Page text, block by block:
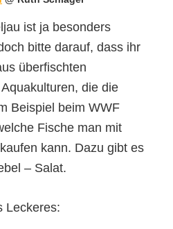
ist ja besonders
bitte darauf, dass ihr
überfischten
die die
Beispiel beim WWF
Fische man mit
kann. Dazu gibt es
– Salat.
Leckeres: